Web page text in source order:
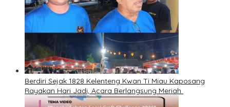
Berdiri Sejak 1828 Kelenteng Kwan Ti Miau Kaposang
Rayakan Hari Jadi, Acara Berlangsung Meriah